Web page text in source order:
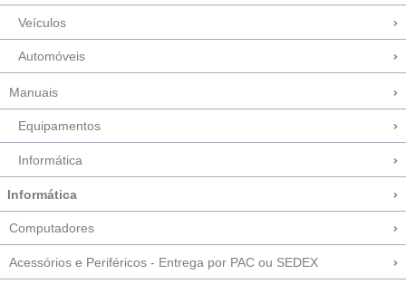
Veículos
Automóveis
Manuais
Equipamentos
Informática
Informática
Computadores
Acessórios e Periféricos - Entrega por PAC ou SEDEX